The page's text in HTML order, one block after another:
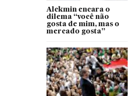
Alckmin encara o
dilema “você não
gosta de mim, mas o
mercado gosta”